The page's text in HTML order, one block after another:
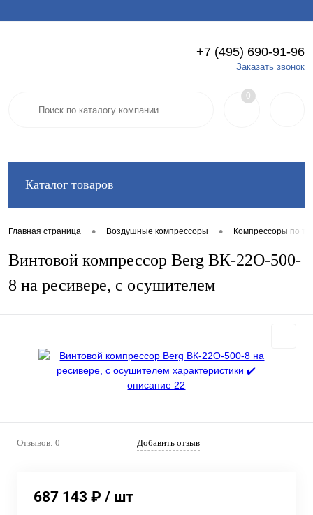
Вход Регистрация
+7 (495) 690-91-96
Заказать звонок
0
Каталог товаров
Главная страница • Воздушные компрессоры • Компрессоры по
Винтовой компрессор Berg ВК-22О-500-
8 на ресивере, с осушителем
Отзывов: 0 Добавить отзыв
687 143 ₽ / шт